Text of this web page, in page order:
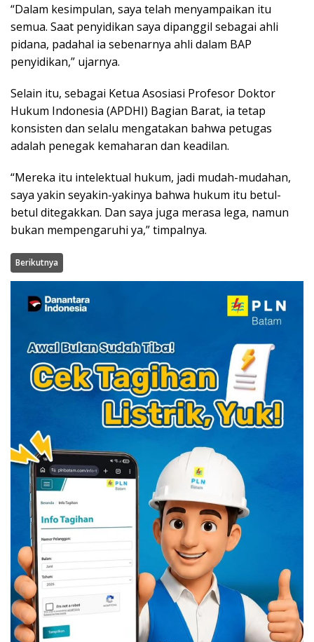
“Dalam kesimpulan, saya telah menyampaikan itu
semua. Saat penyidikan saya dipanggil sebagai ahli
pidana, padahal ia sebenarnya ahli dalam BAP
penyidikan,” ujarnya.
Selain itu, sebagai Ketua Asosiasi Profesor Doktor
Hukum Indonesia (APDHI) Bagian Barat, ia tetap
konsisten dan selalu mengatakan bahwa petugas
adalah penegak kemaharan dan keadilan.
“Mereka itu intelektual hukum, jadi mudah-mudahan,
saya yakin seyakin-yakinya bahwa hukum itu betul-
betul ditegakkan. Dan saya juga merasa lega, namun
bukan mempengaruhi ya,” timpalnya.
Berikutnya